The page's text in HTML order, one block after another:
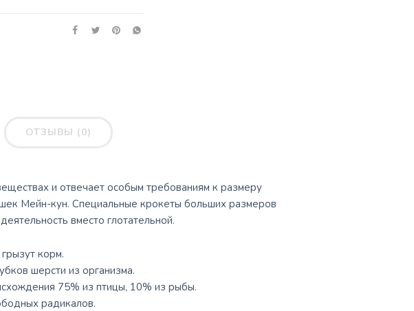
ОТЗЫВЫ (0)
и отвечает особым требованиям к размеру
Мейн-кун. Специальные крокеты больших размеров
вместо глотательной.
корм.
шерсти из организма.
75% из птицы, 10% из рыбы.
радикалов.